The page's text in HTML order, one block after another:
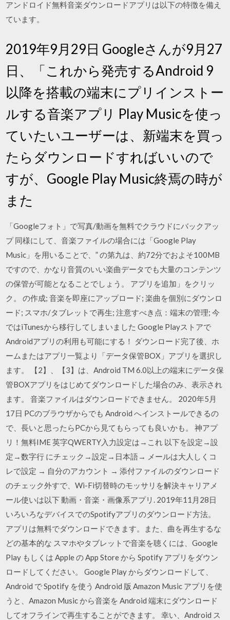
アンドロイド無料音楽ダウンロードアプリは以下の特徴を備え
ています。
2019年9月29日 Googleさんが9月27
日、「これから発売するAndroid 9
以降を搭載の端末にプリインストー
ルする音楽アプリ Play Musicを使っ
ていたいユーザーは、新端末を買っ
たらダウンロードすればいいので
すが、Google Play Music終焉の時が
また
「Googleフォト」で写真/動画を無料でクラウドにバックアッ
プ 同様にして、音楽ファイルの場合には「Google Play
Music」を用いることで、” の第九は、約72分でおよそ100MB
ですので、かなり音質のいい楽曲データでも大量のコンテンツ
の保管が可能となることでしょう。 アプリを追加」をクリッ
ク。 の作成; 音楽を即座にアップロード; 楽曲を個別にダウンロ
ード; スマホ/タブレットで再生; 注意すべき点：端末の管理; 今
ではiTunesから移行してしまいました Google Playストアで
Androidアプリの利用も可能にする！ ダウンロード完了後、ホ
ームまたはアプリ一覧より「データ保管BOX」アプリを選択し
ます。 【2】、【3】は、Android TM 6.0以上の端末にデータ保
管BOXアプリをはじめてダウンロードした場合のみ、表示され
ます。 音楽ファイルはダウンロードできません。 2020年5月
17日 PCのブラウザからでも Android へインストールできるの
で、長いと思ったらPCから見てもらっても良いかも。 神アプ
リ！無料IME 英字QWERTY入力設定は→これ 以下を設定→設
定→数字行 にチェック→設定→日本語→ メールは大人しくコ
レで設定 → 自分のアカウント → 添付ファイルのダウンロード
のチェック外すで、Wi-Fi切替時のモッサリを解決キャリアメ
ール使いは以下 動画・音楽・画像系アプリ. 2019年11月28日
いろいろなデバイスでのSpotifyアプリのダウンロード方法。
アプリは無料でダウンロードできます。また、曲を再生するな
どの基本的な スマホやタブレットで音楽を聴くには、Google
Play もしくは Apple の App Store から Spotify アプリをダウン
ロードしてください。 Google Play からダウンロードして、
Android で Spotify を使う Android 版 Amazon Music アプリを使
うと、Amazon Music から音楽を Android 端末にダウンロード
してオフラインで再生することができます。 幸い、Android ス